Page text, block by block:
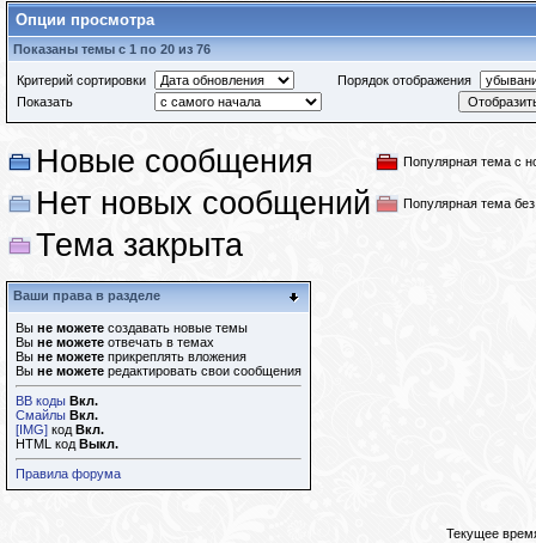
Опции просмотра
Показаны темы с 1 по 20 из 76
Критерий сортировки
Порядок отображения
Показать
Новые сообщения Популярная тема с
Нет новых сообщений Популярная тема
Тема закрыта
Ваши права в разделе
Вы не можете создавать новые темы
Вы не можете отвечать в темах
Вы не можете прикреплять вложения
Вы не можете редактировать свои сообщения
BB коды Вкл.
Смайлы Вкл.
[IMG] код Вкл.
HTML код Выкл.
Правила форума
Текущее